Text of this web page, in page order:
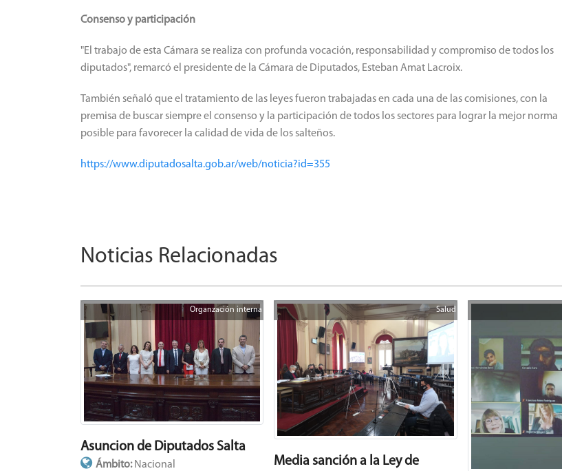
Consenso y participación
"El trabajo de esta Cámara se realiza con profunda vocación, responsabilidad y compromiso de todos los
diputados", remarcó el presidente de la Cámara de Diputados, Esteban Amat Lacroix.
También señaló que el tratamiento de las leyes fueron trabajadas en cada una de las comisiones, con la
premisa de buscar siempre el consenso y la participación de todos los sectores para lograr la mejor norma
posible para favorecer la calidad de vida de los salteños.
https://www.diputadosalta.gob.ar/web/noticia?id=355
Noticias Relacionadas
Organzación interna
Asuncion de Diputados Salta
Ámbito: Nacional
Salud
Media sanción a la Ley de